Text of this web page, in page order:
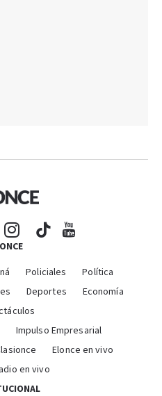
Policiales
Política
Deportes
Economía
Impulso Empresarial
Elonce en vivo
en vivo